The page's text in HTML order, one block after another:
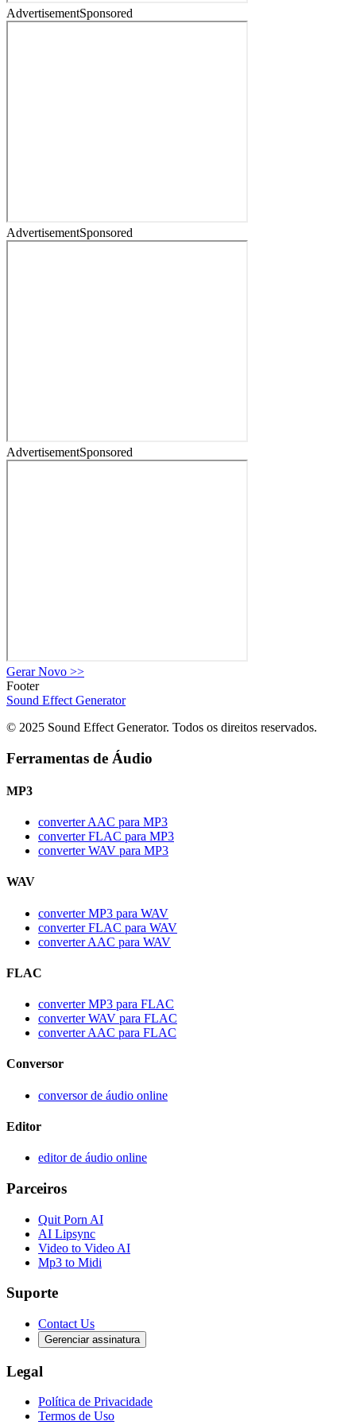
AdvertisementSponsored
AdvertisementSponsored
AdvertisementSponsored
Gerar Novo >>
Footer
Sound Effect Generator
© 2025 Sound Effect Generator. Todos os direitos reservados.
Ferramentas de Áudio
MP3
converter AAC para MP3
converter FLAC para MP3
converter WAV para MP3
WAV
converter MP3 para WAV
converter FLAC para WAV
converter AAC para WAV
FLAC
converter MP3 para FLAC
converter WAV para FLAC
converter AAC para FLAC
Conversor
conversor de áudio online
Editor
editor de áudio online
Parceiros
Quit Porn AI
AI Lipsync
Video to Video AI
Mp3 to Midi
Suporte
Contact Us
Gerenciar assinatura
Legal
Política de Privacidade
Termos de Uso